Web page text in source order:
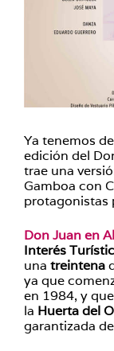
Ya tenemos
edición del
trae una
Gamboa con
protagonistas
Don Juan en
Interés
una treintena
ya que
en 1984, y
la Huerta del
garantizada